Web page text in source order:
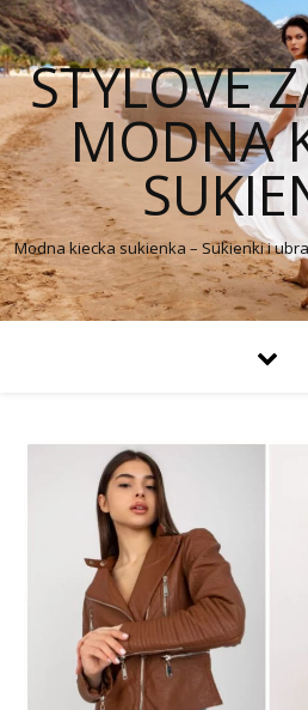
STYLOVE
MODNA
Modna kiecka sukienka – Sukienki i